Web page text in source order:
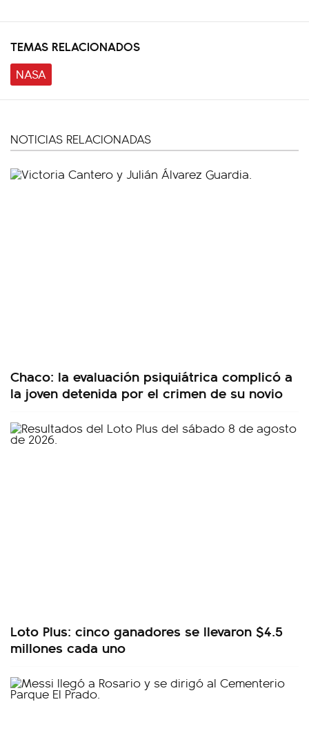
TEMAS RELACIONADOS
NASA
NOTICIAS RELACIONADAS
Chaco: la evaluación psiquiátrica complicó a
la joven detenida por el crimen de su novio
Loto Plus: cinco ganadores se llevaron $4.5
millones cada uno